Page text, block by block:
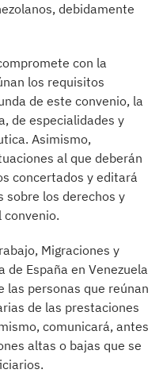
debidamente
con la
los requisitos
de este convenio, la
de especialidades y
Asimismo,
al que deberán
concertados y editará
sobre los derechos y
convenio.
Migraciones y
de España en Venezuela
las personas que reúnan
de las prestaciones
comunicará, antes
altas o bajas que se